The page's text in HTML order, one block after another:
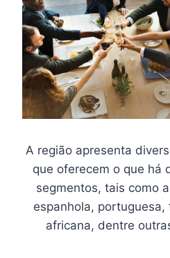
A região apresenta
que oferecem o que há
segmentos, tais como
espanhola, portuguesa,
africana, dentre